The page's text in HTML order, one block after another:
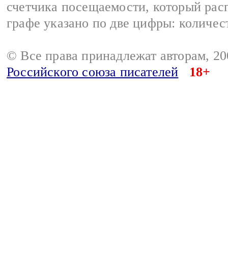
счетчика посещаемости, который
графе указано по две цифры:
© Все права принадлежат авторам,
Российского союза писателей
18+